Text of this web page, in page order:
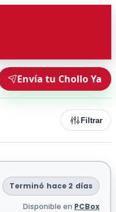
Envía tu Chollo Ya
Filtrar
Terminó hace 2 días
Disponible en PCBox